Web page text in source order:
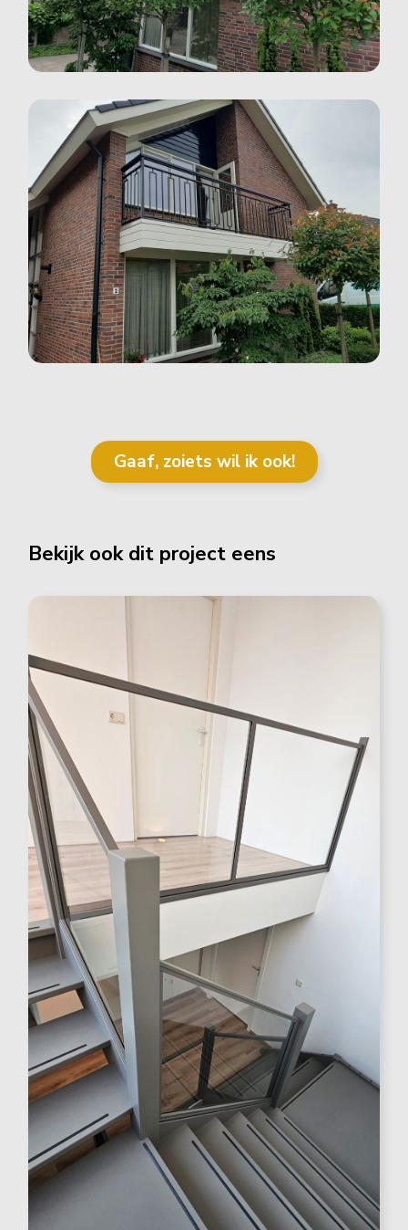
Gaaf, zoiets wil ik ook!
Bekijk ook dit project eens